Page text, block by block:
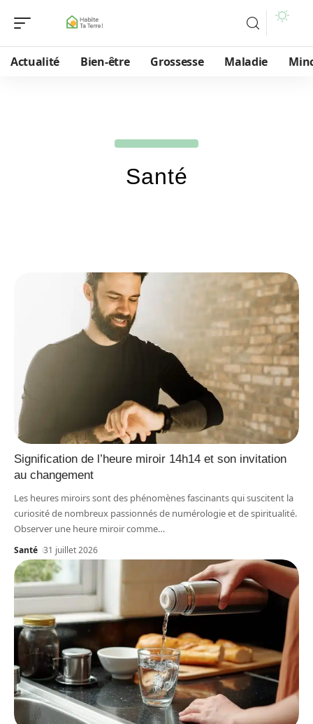
Actualité Bien-être Grossesse Maladie
Santé
Signification de l’heure miroir 14h14 et son invitation
au changement
Les heures miroirs sont des phénomènes fascinants qui suscitent la
curiosité de nombreux passionnés de numérologie et de spiritualité.
Observer une heure miroir comme…
Santé 31 juillet 2026